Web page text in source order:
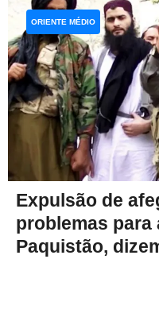
Expulsão de
problemas para
Paquistão,
ORIENTE MÉDIO